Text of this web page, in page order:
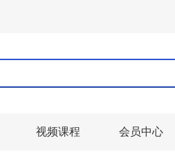
视频课程 会员中心